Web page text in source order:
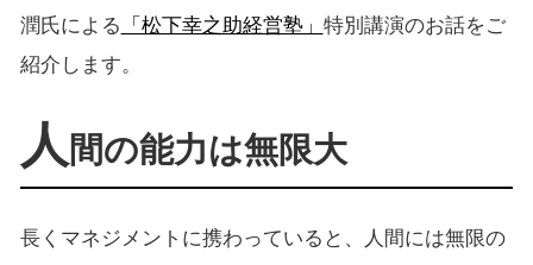
潤氏による 「松下幸之助経営塾」 特別講演のお話をご
紹介します。
人 間の能力は無限大
長くマネジメントに携わっていると、人間には無限の